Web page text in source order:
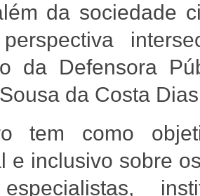
da sociedade
da Defensora
da Costa
tem como
e inclusivo sobre